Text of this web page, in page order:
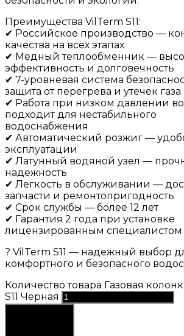
Преимущества VilTerm S11:
✔ Российское производство —
качества на всех этапах
✔ Медный теплообменник —
эффективность и долговечность
✔ 7-уровневая система
защита от перегрева и утечек газа
✔ Работа при низком давлении
подходит для нестабильного
водоснабжения
✔ Автоматический розжиг —
эксплуатации
✔ Латунный водяной узел —
надежность
✔ Легкость в обслуживании —
запчасти и ремонтопригодность
✔ Срок службы — более 12 лет
✔ Гарантия 2 года при установке
лицензированным специалистом
? VilTerm S11 — надежный выбор
комфортного и безопасного
Количество товара Газовая
S11 Черная